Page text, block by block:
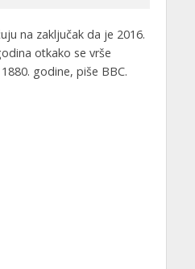
na zaključak da je 2016.
otkako se vrše
godine, piše BBC.